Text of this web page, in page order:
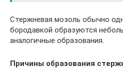
Стержневая мозоль обычно
бородавкой образуются
аналогичные образования.
Причины образования